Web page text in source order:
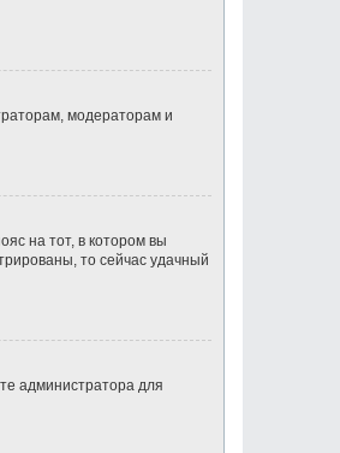
модераторам и
на тот, в котором вы
то сейчас удачный
администратора для